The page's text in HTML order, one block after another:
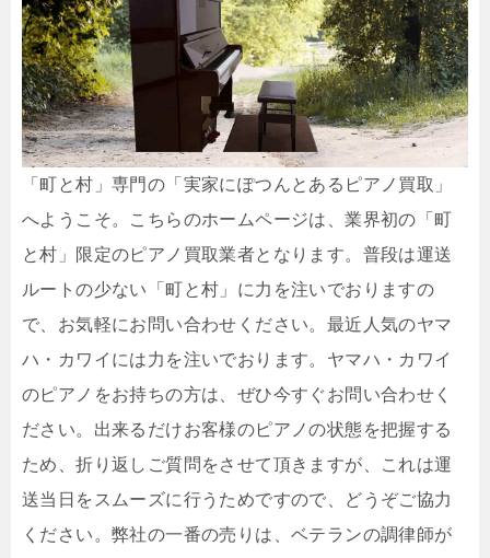
「町と村」専門の「実家にぽつんとあるピアノ買取」
へようこそ。こちらのホームページは、業界初の「町
と村」限定のピアノ買取業者となります。普段は運送
ルートの少ない「町と村」に力を注いでおりますの
で、お気軽にお問い合わせください。最近人気のヤマ
ハ・カワイには力を注いでおります。ヤマハ・カワイ
のピアノをお持ちの方は、ぜひ今すぐお問い合わせく
ださい。出来るだけお客様のピアノの状態を把握する
ため、折り返しご質問をさせて頂きますが、これは運
送当日をスムーズに行うためですので、どうぞご協力
ください。弊社の一番の売りは、ベテランの調律師が